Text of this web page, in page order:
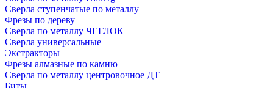
Сверла ступенчатые по металлу
Фрезы по дереву
Сверла по металлу ЧЕГЛОК
Сверла универсальные
Экстракторы
Фрезы алмазные по камню
Сверла по металлу центровочное ДТ
Биты